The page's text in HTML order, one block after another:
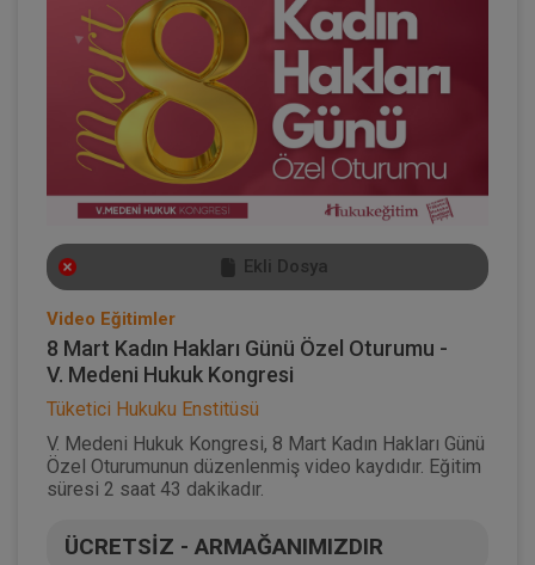
Ekli Dosya
Video Eğitimler
8 Mart Kadın Hakları Günü Özel Oturumu -
V. Medeni Hukuk Kongresi
Tüketici Hukuku Enstitüsü
V. Medeni Hukuk Kongresi, 8 Mart Kadın Hakları Günü
Özel Oturumunun düzenlenmiş video kaydıdır. Eğitim
süresi 2 saat 43 dakikadır.
ÜCRETSİZ - ARMAĞANIMIZDIR